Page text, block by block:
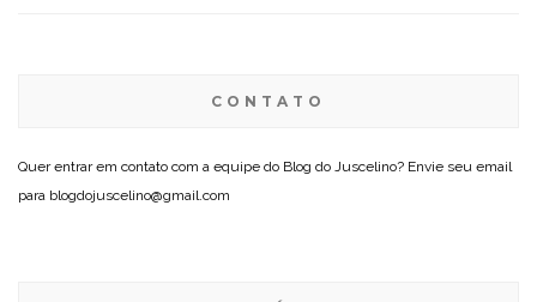
CONTATO
Quer entrar em contato com a equipe do Blog do Juscelino? Envie seu email
para blogdojuscelino@gmail.com